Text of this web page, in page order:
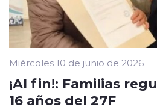
Miércoles 10 de junio de 2026
¡Al fin!: Familias
16 años del 27F